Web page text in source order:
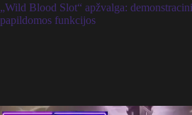
„Wild Blood Slot“ apžvalga:
papildomos funkcijos